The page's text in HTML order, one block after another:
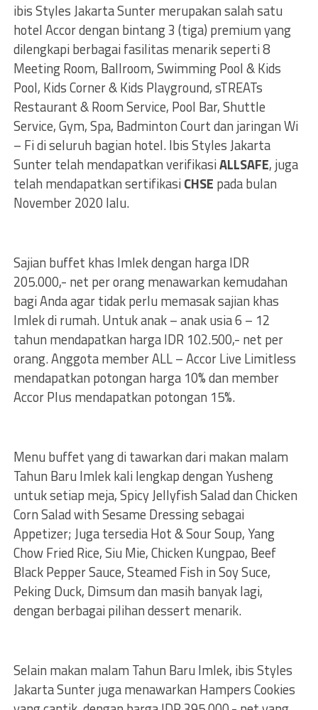
ibis Styles Jakarta Sunter merupakan salah satu
hotel Accor dengan bintang 3 (tiga) premium yang
dilengkapi berbagai fasilitas menarik seperti 8
Meeting Room, Ballroom, Swimming Pool & Kids
Pool, Kids Corner & Kids Playground, sTREATs
Restaurant & Room Service, Pool Bar, Shuttle
Service, Gym, Spa, Badminton Court dan jaringan Wi
– Fi di seluruh bagian hotel. Ibis Styles Jakarta
Sunter telah mendapatkan verifikasiALLSAFE, juga
telah mendapatkan sertifikasiCHSE pada bulan
November 2020 lalu.
Sajian buffet khas Imlek dengan harga IDR
205.000,- net per orang menawarkan kemudahan
bagi Anda agar tidak perlu memasak sajian khas
Imlek di rumah. Untuk anak – anak usia 6 – 12
tahun mendapatkan harga IDR 102.500,- net per
orang. Anggota member ALL – Accor Live Limitless
mendapatkan potongan harga 10% dan member
Accor Plus mendapatkan potongan 15%.
Menu buffet yang di tawarkan dari makan malam
Tahun Baru Imlek kali lengkap dengan Yusheng
untuk setiap meja, Spicy Jellyfish Salad dan Chicken
Corn Salad with Sesame Dressing sebagai
Appetizer; Juga tersedia Hot & Sour Soup, Yang
Chow Fried Rice, Siu Mie, Chicken Kungpao, Beef
Black Pepper Sauce, Steamed Fish in Soy Suce,
Peking Duck, Dimsum dan masih banyak lagi,
dengan berbagai pilihan dessert menarik.
Selain makan malam Tahun Baru Imlek, ibis Styles
Jakarta Sunter juga menawarkan Hampers Cookies